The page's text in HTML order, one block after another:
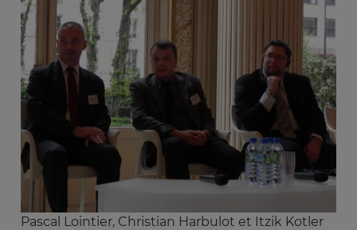
Pascal Lointier, Christian Harbulot et Itzik Kotler